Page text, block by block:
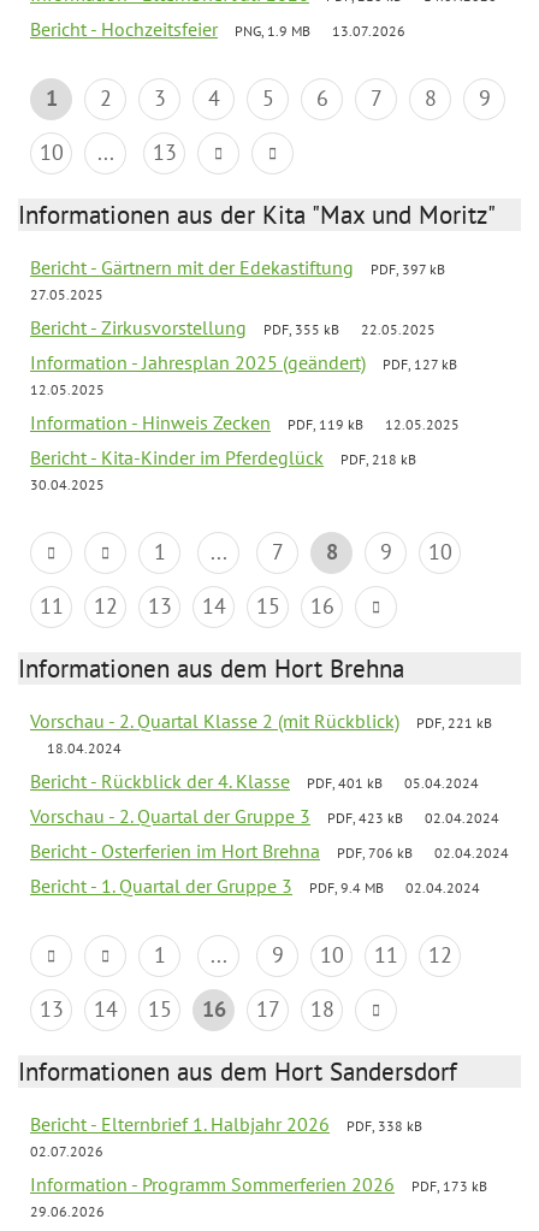
Bericht - Hochzeitsfeier PNG, 1.9 MB 13.07.2026
1 2 3 4 5 6 7 8
9
10
... 13
Informationen aus der Kita "Max und Moritz"
Bericht - Gärtnern mit der Edekastiftung
PDF, 397 kB
27.05.2025
Bericht - Zirkusvorstellung PDF, 355 kB 22.05.2025
Information - Jahresplan 2025 (geändert)
PDF, 127 kB
12.05.2025
Information - Hinweis Zecken PDF, 119 kB 12.05.2025
Bericht - Kita-Kinder im Pferdeglück
PDF, 218 kB
30.04.2025
1 ... 7 8 9
10
11
12 13 14 15 16
Informationen aus dem Hort Brehna
Vorschau - 2. Quartal Klasse 2 (mit Rückblick)
PDF, 221 kB
18.04.2024
Bericht - Rückblick der 4. Klasse PDF, 401 kB 05.04.2024
Vorschau - 2. Quartal der Gruppe 3 PDF, 423 kB 02.04.2024
Bericht - Osterferien im Hort Brehna PDF, 706 kB 02.04.2024
Bericht - 1. Quartal der Gruppe 3 PDF, 9.4 MB 02.04.2024
1 ... 9 10 11
12
13
14 15 16 17 18
Informationen aus dem Hort Sandersdorf
Bericht - Elternbrief 1. Halbjahr 2026
PDF, 338 kB
02.07.2026
Information - Programm Sommerferien 2026
PDF, 173 kB
29.06.2026